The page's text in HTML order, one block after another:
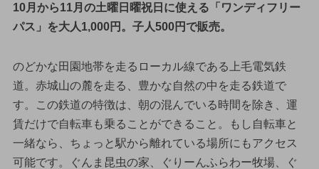
10月から11月の土曜日曜祝日に使える「ワンディフリー
パス」を大人1,000円。子人500円で販売。
のどかな田園地帯を走るローカル線である上毛電気鉄
道。赤城山の麓を走る、豊かな自然の中を走る鉄道で
す。この鉄道の特徴は、朝の混んでいる時間を除き、運
賃だけで自転車も乗ることができること。もし自転車と
一緒なら、ちょっと駅から離れている場所にもアクセス
可能です。ぐんま昆虫の家、ぐりーんふらわー牧場、ぐ